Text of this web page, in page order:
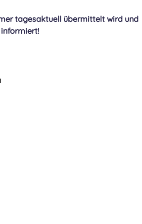
tagesaktuell übermittelt wird und